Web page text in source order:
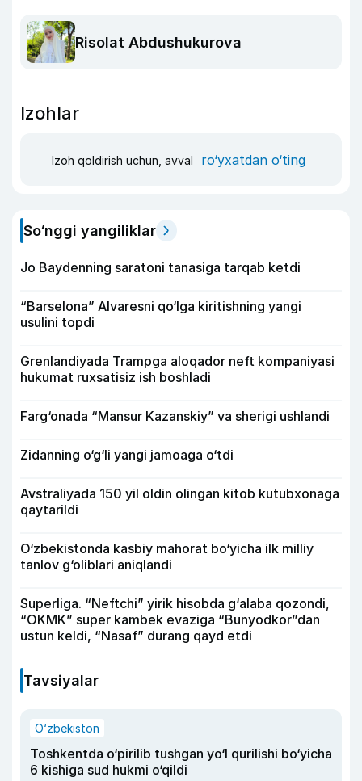
Risolat Abdushukurova
Izohlar
Izoh qoldirish uchun, avval ro‘yxatdan o‘ting
So‘nggi yangiliklar
Jo Baydenning saratoni tanasiga tarqab ketdi
“Barselona” Alvaresni qo‘lga kiritishning yangi
usulini topdi
Grenlandiyada Trampga aloqador neft kompaniyasi
hukumat ruxsatisiz ish boshladi
Farg‘onada “Mansur Kazanskiy” va sherigi ushlandi
Zidanning o‘g‘li yangi jamoaga o‘tdi
Avstraliyada 150 yil oldin olingan kitob kutubxonaga
qaytarildi
O‘zbekistonda kasbiy mahorat bo‘yicha ilk milliy
tanlov g‘oliblari aniqlandi
Superliga. “Neftchi” yirik hisobda g‘alaba qozondi,
“OKMK” super kambek evaziga “Bunyodkor”dan
ustun keldi, “Nasaf” durang qayd etdi
Tavsiyalar
O‘zbekiston
Toshkentda o‘pirilib tushgan yo‘l qurilishi bo‘yicha
6 kishiga sud hukmi o‘qildi